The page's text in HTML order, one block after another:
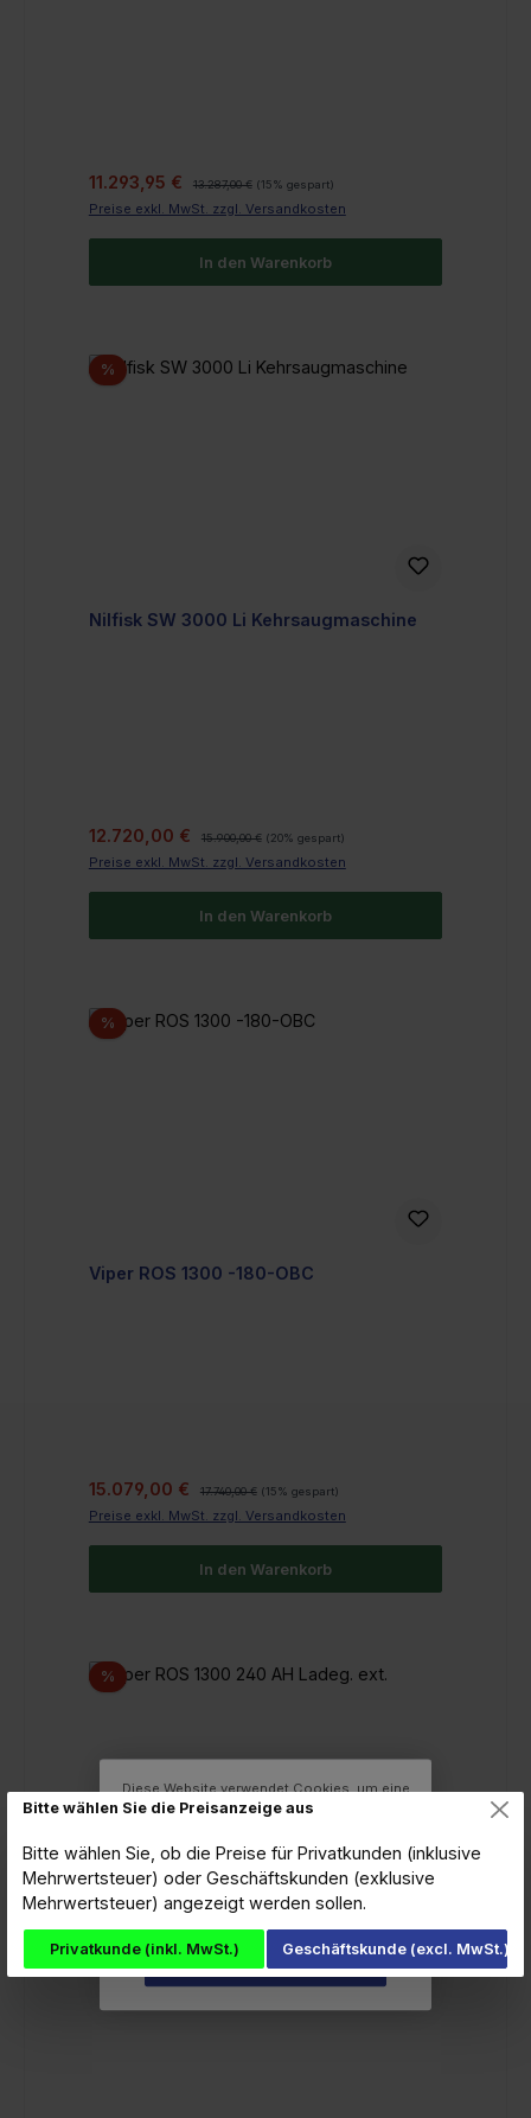
Verkaufspreis:
11.293,95 € Regulärer Preis:
13.287,00 € (15% gespart)
Preise exkl. MwSt. zzgl. Versandkosten
In den Warenkorb
%Rabatt
Nilfisk SW 3000 Li Kehrsaugmaschine
Verkaufspreis:
12.720,00 € Regulärer Preis:
15.900,00 € (20% gespart)
Preise exkl. MwSt. zzgl. Versandkosten
In den Warenkorb
%Rabatt
Viper ROS 1300 -180-OBC
Verkaufspreis:
15.079,00 € Regulärer Preis:
17.740,00 € (15% gespart)
Preise exkl. MwSt. zzgl. Versandkosten
In den Warenkorb
%Rabatt
Viper ROS 1300 240 AH Ladeg. ext.
Diese Website verwendet Cookies, um eine
bestmögliche Erfahrung bieten zu können.
Konfigurieren
Alle Cookies akzeptieren
Bitte wählen Sie die Preisanzeige aus
Bitte wählen Sie, ob die Preise für Privatkunden (inklusive
Mehrwertsteuer) oder Geschäftskunden (exklusive
Mehrwertsteuer) angezeigt werden sollen.
Privatkunde (inkl. MwSt.) Geschäftskunde (excl. MwSt.)